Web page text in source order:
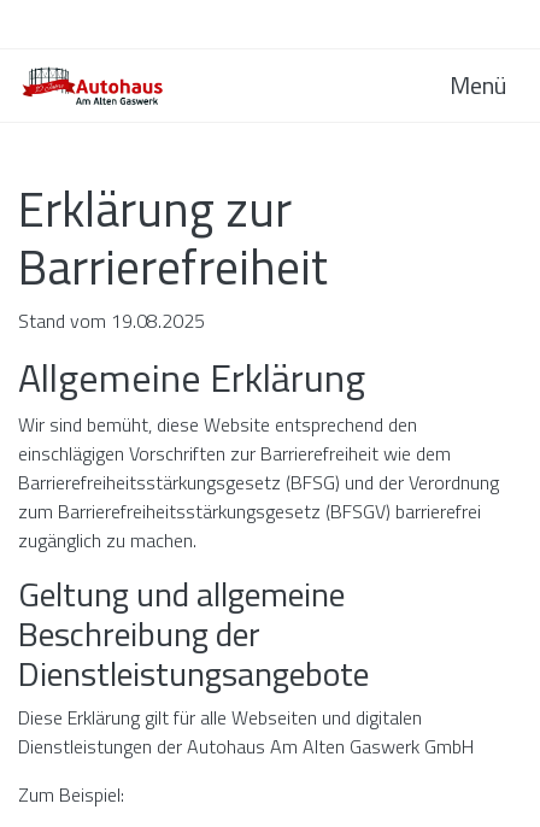
Menü
Erklärung zur
Barrierefreiheit
Stand vom 19.08.2025
Allgemeine Erklärung
Wir sind bemüht, diese Website entsprechend den
einschlägigen Vorschriften zur Barrierefreiheit wie dem
Barrierefreiheitsstärkungsgesetz (BFSG) und der Verordnung
zum Barrierefreiheitsstärkungsgesetz (BFSGV) barrierefrei
zugänglich zu machen.
Geltung und allgemeine
Beschreibung der
Dienstleistungsangebote
Diese Erklärung gilt für alle Webseiten und digitalen
Dienstleistungen der Autohaus Am Alten Gaswerk GmbH
Zum Beispiel: